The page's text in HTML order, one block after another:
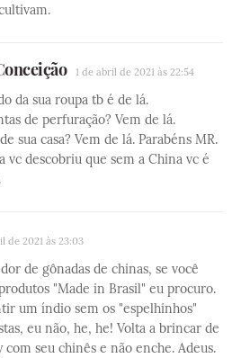
1 de abril de 2021 às 22:54
da sua roupa tb é de lá.
de perfuração? Vem de lá.
sua casa? Vem de lá. Parabéns MR.
vc descobriu que sem a China vc é
de 2021 às 23:03
de gônadas de chinas, se você
"Made in Brasil" eu procuro.
um índio sem os "espelhinhos"
eu não, he, he! Volta a brincar de
seu chinês e não enche. Adeus.